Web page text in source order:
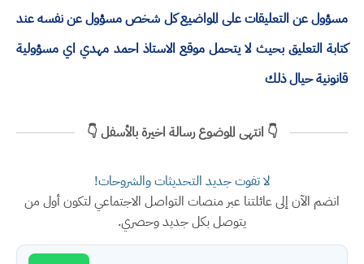
مسؤول عن التعليقات على المواضيع كل شخص مسؤول عن نفسه عند
كتابة التعليق بحيث لا يتحمل موقع الاستاذ احمد مهدي اي مسؤولية
قانونية حيال ذلك
👇 انتهى الموضوع رسالة اخيرة بالأسفل 👇
لا تفوت جديد التحديثات والشروحات!
انضم الآن إلى عائلتنا عبر منصات التواصل الاجتماعي لتكون أول من
يتوصل بكل جديد وحصري.